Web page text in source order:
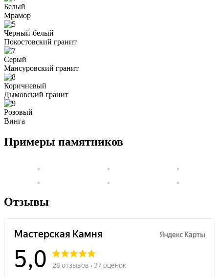
Белый
Мрамор
Черный-белый
Покостовский гранит
Серый
Мансуровский гранит
Коричневый
Дымовский гранит
Розовый
Винга
Примеры памятников
Отзывы